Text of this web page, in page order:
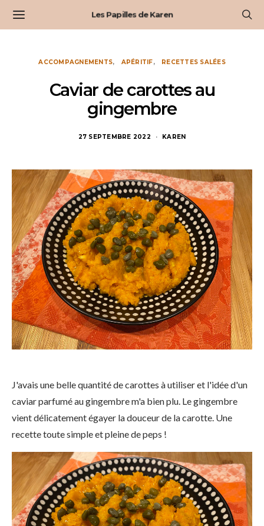
Les Papilles de Karen
ACCOMPAGNEMENTS APÉRITIF RECETTES SALÉES
Caviar de carottes au
gingembre
27 SEPTEMBRE 2022 KAREN
J'avais une belle quantité de carottes à utiliser et l'idée d'un
caviar parfumé au gingembre m'a bien plu. Le gingembre
vient délicatement égayer la douceur de la carotte. Une
recette toute simple et pleine de peps !